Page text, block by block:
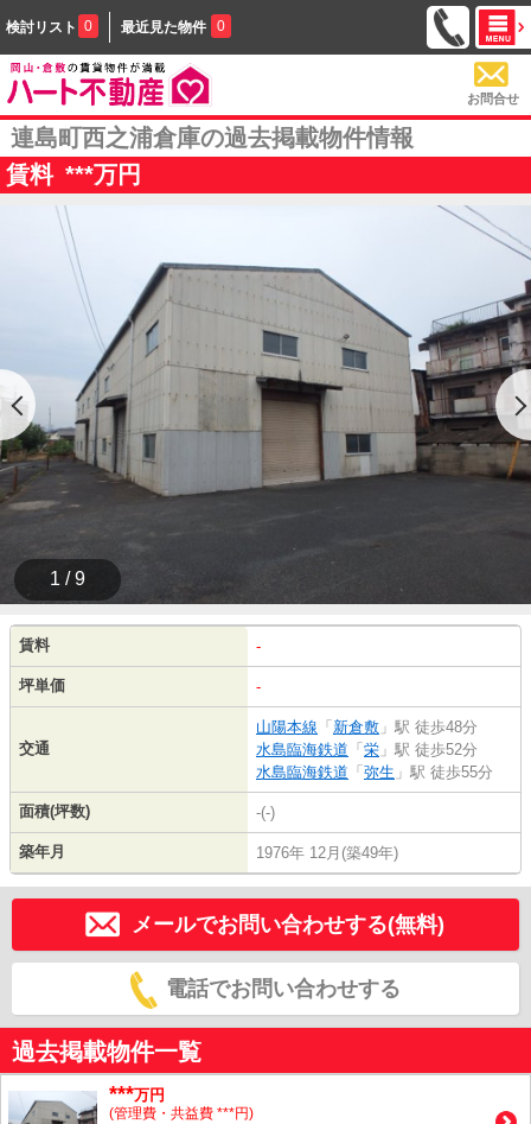
検討リスト 0 最近見た物件 0
お問合せ
連島町西之浦倉庫の過去掲載物件情報
賃料 ***万円
1 / 9
賃料 -
坪単価 -
交通
山陽本線 「 新倉敷 」駅 徒歩48分
水島臨海鉄道 「 栄 」駅 徒歩52分
水島臨海鉄道 「 弥生 」駅 徒歩55分
面積(坪数) -(-)
築年月 1976年 12月(築49年)
メールでお問い合わせする(無料)
電話でお問い合わせする
過去掲載物件一覧
***万円
(管理費・共益費 ***円)